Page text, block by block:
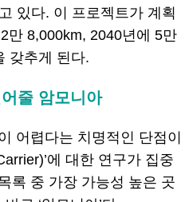
있다. 이 프로젝트가 계획
만 8,000km, 2040년에 5만
갖추게 된다.
줄 암모니아
어렵다는 치명적인 단점이
에 대한 연구가 집중
록 중 가장 가능성 높은 곳